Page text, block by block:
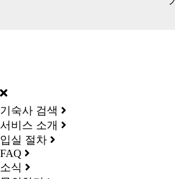
기숙사 검색
서비스 소개
입실 절차
FAQ
소식